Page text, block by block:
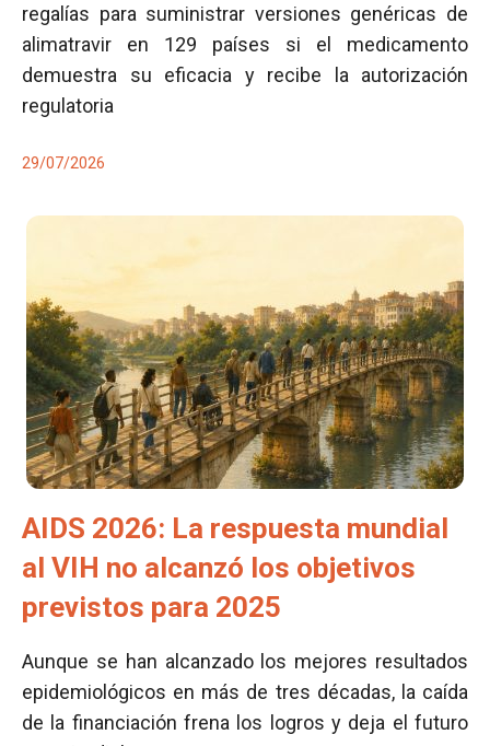
regalías para suministrar versiones genéricas de
alimatravir en 129 países si el medicamento
demuestra su eficacia y recibe la autorización
regulatoria
29/07/2026
AIDS 2026: La respuesta mundial
al VIH no alcanzó los objetivos
previstos para 2025
Aunque se han alcanzado los mejores resultados
epidemiológicos en más de tres décadas, la caída
de la financiación frena los logros y deja el futuro